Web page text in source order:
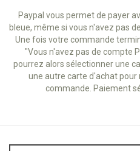
Paypal vous permet de payer
bleue, même si vous n'avez pas
Une fois votre commande
"Vous n'avez pas de compte
pourrez alors sélectionner une
une autre carte d'achat pour
commande. Paiement